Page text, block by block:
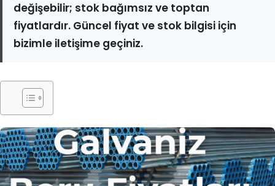
değişebilir; stok bağımsız ve toptan
fiyatlardır. Güncel fiyat ve stok bilgisi için
bizimle iletişime geçiniz.